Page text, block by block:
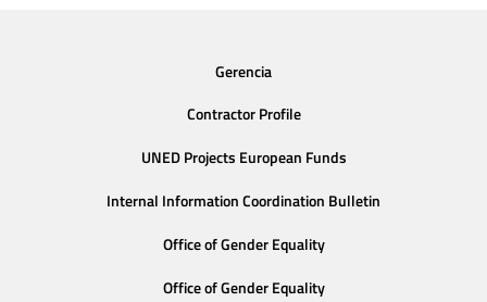
Gerencia
Contractor Profile
UNED Projects European Funds
Internal Information Coordination Bulletin
Office of Gender Equality
Office of Gender Equality